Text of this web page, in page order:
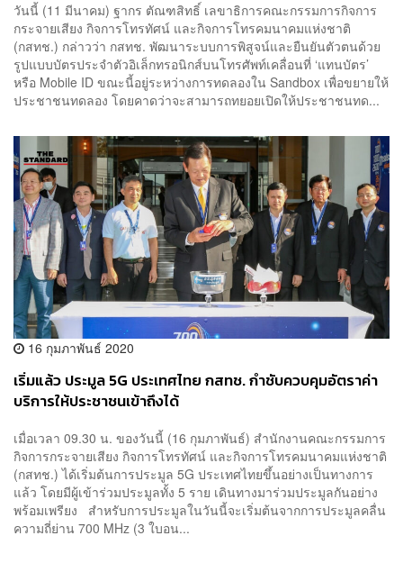
วันนี้ (11 มีนาคม) ฐากร ตัณฑสิทธิ์ เลขาธิการคณะกรรมการกิจการ
กระจายเสียง กิจการโทรทัศน์ และกิจการโทรคมนาคมแห่งชาติ
(กสทช.) กล่าวว่า กสทช. พัฒนาระบบการพิสูจน์และยืนยันตัวตนด้วย
รูปแบบบัตรประจำตัวอิเล็กทรอนิกส์บนโทรศัพท์เคลื่อนที่ ‘แทนบัตร’
หรือ Mobile ID ขณะนี้อยู่ระหว่างการทดลองใน Sandbox เพื่อขยายให้
ประชาชนทดลอง โดยคาดว่าจะสามารถทยอยเปิดให้ประชาชนทด...
16 กุมภาพันธ์ 2020
เริ่มแล้ว ประมูล 5G ประเทศไทย กสทช. กำชับควบคุมอัตราค่า
บริการให้ประชาชนเข้าถึงได้
เมื่อเวลา 09.30 น. ของวันนี้ (16 กุมภาพันธ์) สำนักงานคณะกรรมการ
กิจการกระจายเสียง กิจการโทรทัศน์ และกิจการโทรคมนาคมแห่งชาติ
(กสทช.) ได้เริ่มต้นการประมูล 5G ประเทศไทยขึ้นอย่างเป็นทางการ
แล้ว โดยมีผู้เข้าร่วมประมูลทั้ง 5 ราย เดินทางมาร่วมประมูลกันอย่าง
พร้อมเพรียง สำหรับการประมูลในวันนี้จะเริ่มต้นจากการประมูลคลื่น
ความถี่ย่าน 700 MHz (3 ใบอน...